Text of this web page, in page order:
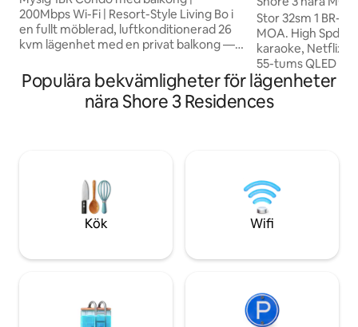
200Mbps Wi-Fi | Resort-Style Living Bo i
en fullt möblerad, luftkonditionerad 26
kvm lägenhet med en privat balkong —
hemtrevlig känsla till ett bra pris. Njut av
200 Mbit/s höghastighetsinternet,
perfekt för distansarbete, videosamtal,
eller affärsresa) eller små familjer som
letar efter en avkopplande men
produktiv vistelse.
Netflix, Karaoke
Stor 32sm 1 BR-
MOA. High Spd
karaoke, Netflix,
55-tums QLED
Fullt utrustat kök
kallt dricksvatten,
mikrovågsugn,
dubbelsäng.
MOA och
till MOA. Nära till
SMX, Manila Bay,
Populära bekvämligheter för lägenheter
nära Shore 3 Residences
Kök Wifi